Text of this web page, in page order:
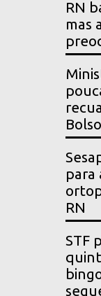
RN
mas
para
RN
STF